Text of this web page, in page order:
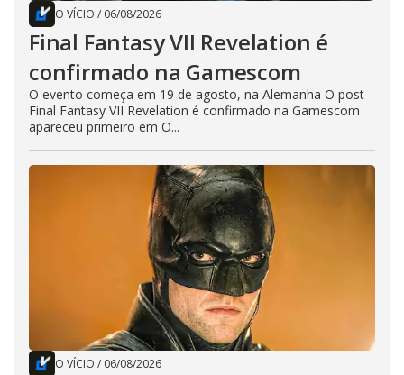
O VÍCIO / 06/08/2026
Final Fantasy VII Revelation é
confirmado na Gamescom
O evento começa em 19 de agosto, na Alemanha O post
Final Fantasy VII Revelation é confirmado na Gamescom
apareceu primeiro em O...
O VÍCIO / 06/08/2026